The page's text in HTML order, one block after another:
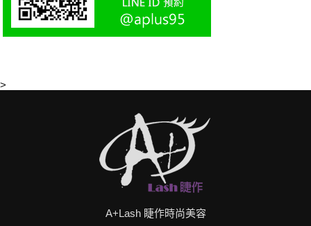
>
A+Lash 睫作時尚美容